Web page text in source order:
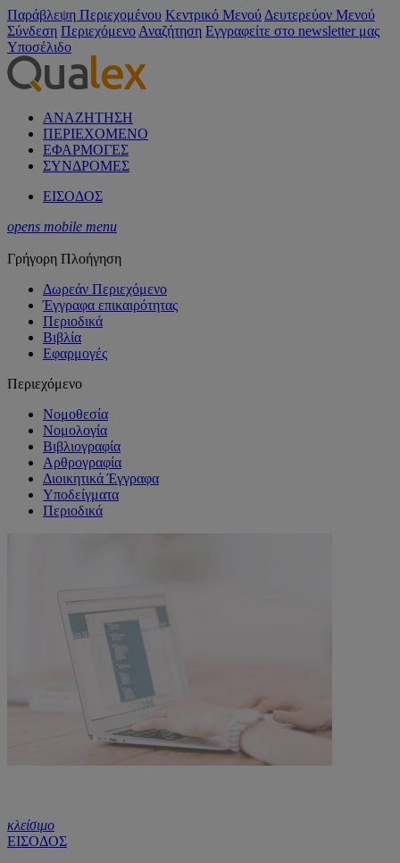
Παράβλεψη Περιεχομένου Κεντρικό Μενού Δευτερεύον Μενού
Σύνδεση Περιεχόμενο Αναζήτηση Εγγραφείτε στο newsletter μας
Υποσέλιδο
ΑΝΑΖΗΤΗΣΗ
ΠΕΡΙΕΧΟΜΕΝΟ
ΕΦΑΡΜΟΓΕΣ
ΣΥΝΔΡΟΜΕΣ
ΕΙΣΟΔΟΣ
opens mobile menu
Γρήγορη Πλοήγηση
Δωρεάν Περιεχόμενο
Έγγραφα επικαιρότητας
Περιοδικά
Βιβλία
Εφαρμογές
Περιεχόμενο
Νομοθεσία
Νομολογία
Βιβλιογραφία
Αρθρογραφία
Διοικητικά Έγγραφα
Υποδείγματα
Περιοδικά
κλείσιμο
ΕΙΣΟΔΟΣ